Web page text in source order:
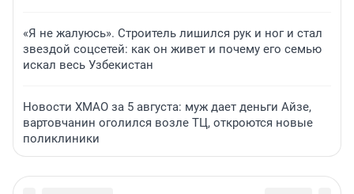
«Я не жалуюсь». Строитель лишился рук и ног и стал
звездой соцсетей: как он живет и почему его семью
искал весь Узбекистан
Новости ХМАО за 5 августа: муж дает деньги Айзе,
вартовчанин оголился возле ТЦ, откроются новые
поликлиники